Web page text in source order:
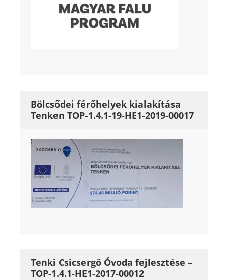
Bölcsődei férőhelyek kialakítása
Tenken TOP-1.4.1-19-HE1-2019-00017
Tenki Csicsergő Óvoda fejlesztése –
TOP-1.4.1-HE1-2017-00012